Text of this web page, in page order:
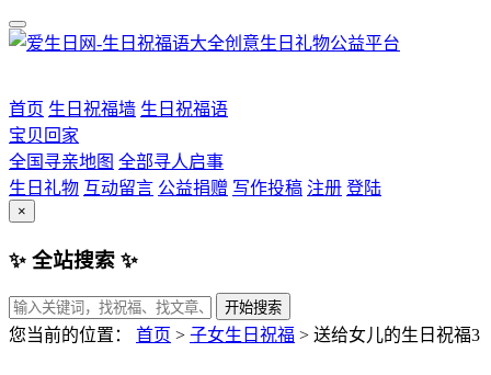
首页 生日祝福墙 生日祝福语
宝贝回家
全国寻亲地图 全部寻人启事
生日礼物 互动留言 公益捐赠 写作投稿 注册 登陆
×
✨ 全站搜索 ✨
开始搜索
您当前的位置： 首页 > 子女生日祝福 > 送给女儿的生日祝福3